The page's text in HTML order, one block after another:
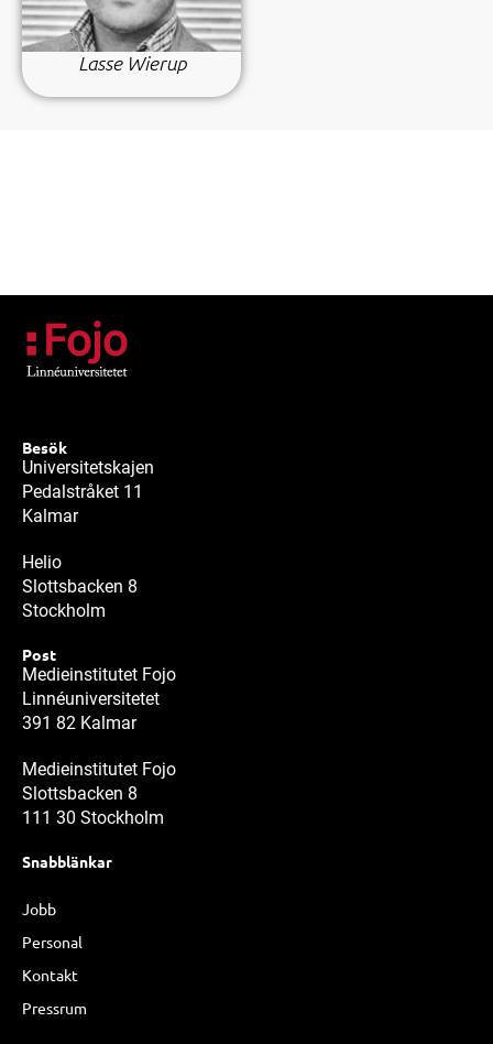
Lasse Wierup
Besök
Universitetskajen
Pedalstråket 11
Kalmar
Helio
Slottsbacken 8
Stockholm
Post
Medieinstitutet Fojo
Linnéuniversitetet
391 82 Kalmar
Medieinstitutet Fojo
Slottsbacken 8
111 30 Stockholm
Snabblänkar
Jobb
Personal
Kontakt
Pressrum